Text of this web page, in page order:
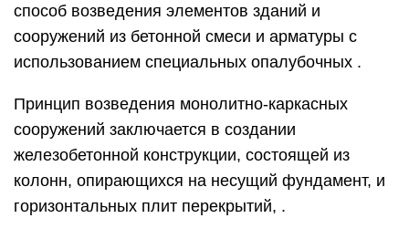
способ возведения элементов зданий и
сооружений из бетонной смеси и арматуры с
использованием специальных опалубочных .
Принцип возведения монолитно-каркасных
сооружений заключается в создании
железобетонной конструкции, состоящей из
колонн, опирающихся на несущий фундамент, и
горизонтальных плит перекрытий, .